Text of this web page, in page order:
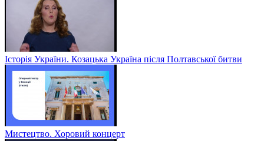
Історія України. Козацька Україна після Полтавської битви
Мистецтво. Хоровий концерт